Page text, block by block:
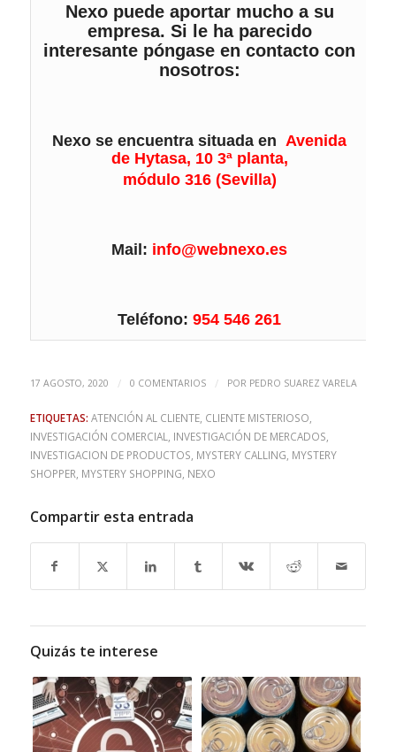
Nexo puede aportar mucho a su
empresa. Si le ha parecido
interesante póngase en contacto con
nosotros:
Nexo se encuentra situada en Avenida
de Hytasa, 10 3ª planta,
módulo 316 (Sevilla)
Mail: info@webnexo.es
Teléfono: 954 546 261
17 AGOSTO, 2020 / 0 COMENTARIOS / POR PEDRO SUAREZ VARELA
ETIQUETAS: ATENCIÓN AL CLIENTE, CLIENTE MISTERIOSO
INVESTIGACIÓN COMERCIAL
INVESTIGACIÓN DE MERCADOS
INVESTIGACION DE PRODUCTOS MYSTERY CALLING MYSTERY
SHOPPER MYSTERY SHOPPING NEXO
Compartir esta entrada
Quizás te interese